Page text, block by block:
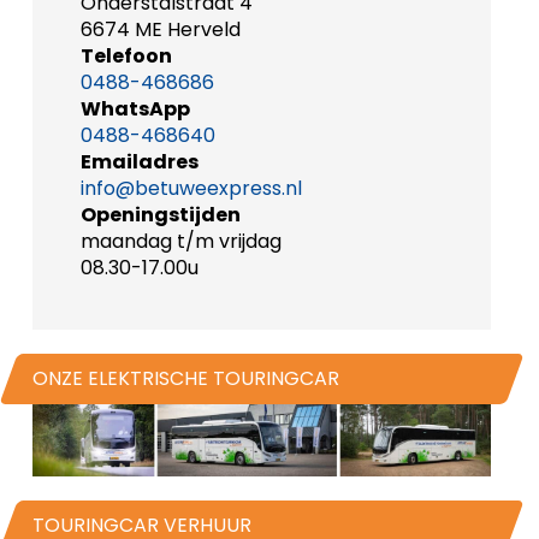
6674 ME Herveld
Telefoon
0488-468686
WhatsApp
0488-468640
Emailadres
info@betuweexpress.nl
Openingstijden
maandag t/m vrijdag
08.30-17.00u
ONZE ELEKTRISCHE TOURINGCAR
TOURINGCAR VERHUUR